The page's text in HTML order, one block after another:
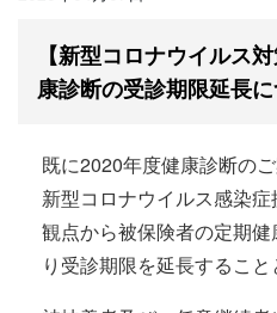
【新型コロナウイルス
康診断の受診期限延長
既に2020年度健康診断の
新型コロナウイルス感染
観点から被保険者の定期
り受診期限を延長すること